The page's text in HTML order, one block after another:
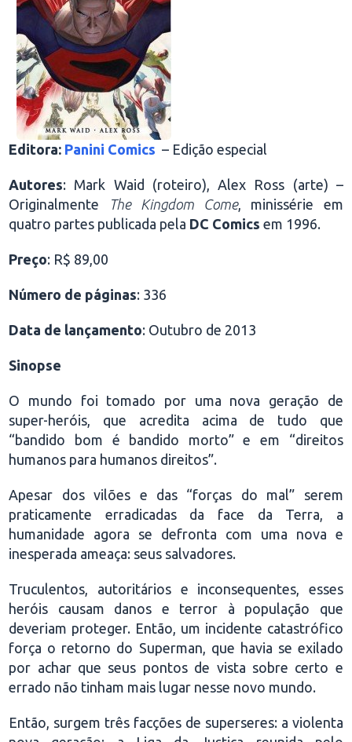
Editora: Panini Comics – Edição especial
Autores: Mark Waid (roteiro), Alex Ross (arte) –
Originalmente
The Kingdom Come, minissérie em
quatro partes publicada pela DC Comics em 1996.
Preço: R$ 89,00
Número de páginas: 336
Data de lançamento: Outubro de 2013
Sinopse
O mundo foi tomado por uma nova geração de
super-heróis, que acredita acima de tudo que
“bandido bom é bandido morto” e em “direitos
humanos para humanos direitos”.
Apesar dos vilões e das “forças do mal” serem
praticamente erradicadas da face da Terra, a
humanidade agora se defronta com uma nova e
inesperada ameaça: seus salvadores.
Truculentos, autoritários e inconsequentes, esses
heróis causam danos e terror à população que
deveriam proteger. Então, um incidente catastrófico
força o retorno do Superman, que havia se exilado
por achar que seus pontos de vista sobre certo e
errado não tinham mais lugar nesse novo mundo.
Então, surgem três facções de superseres: a violenta